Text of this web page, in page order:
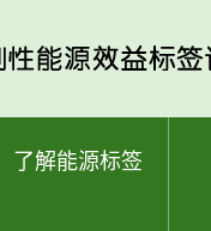
了解能源标签